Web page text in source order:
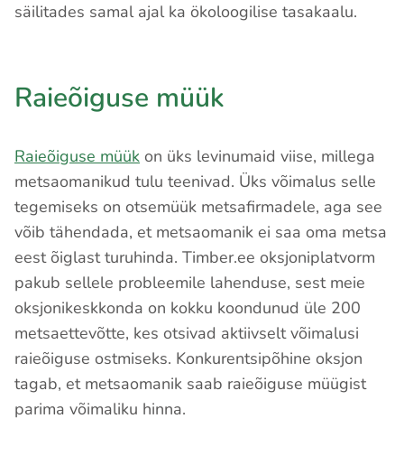
säilitades samal ajal ka ökoloogilise tasakaalu.
Raieõiguse müük
Raieõiguse müük on üks levinumaid viise, millega
metsaomanikud tulu teenivad. Üks võimalus selle
tegemiseks on otsemüük metsafirmadele, aga see
võib tähendada, et metsaomanik ei saa oma metsa
eest õiglast turuhinda. Timber.ee oksjoniplatvorm
pakub sellele probleemile lahenduse, sest meie
oksjonikeskkonda on kokku koondunud üle 200
metsaettevõtte, kes otsivad aktiivselt võimalusi
raieõiguse ostmiseks. Konkurentsipõhine oksjon
tagab, et metsaomanik saab raieõiguse müügist
parima võimaliku hinna.